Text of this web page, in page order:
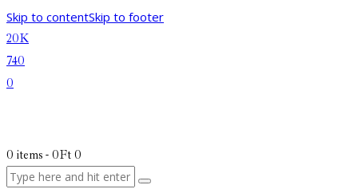
Skip to contentSkip to footer
20K
740
0
0 items - 0Ft 0